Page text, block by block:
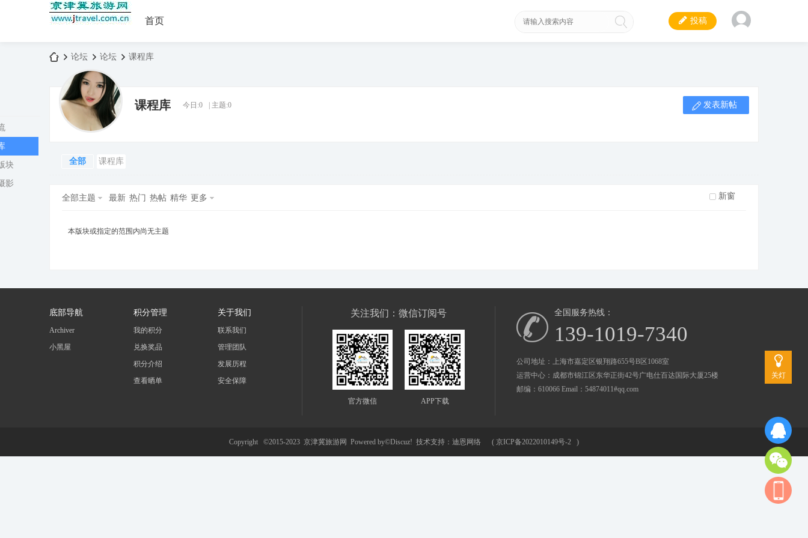
关灯
首页 投稿
冀
»
论坛
›
论坛 课程库
块
影
课程库 今日:0 主题:0 发表新帖
全部 课程库
新窗
全部主题 最新 热门 热帖 精华 更多
本版块或指定的范围内尚无主题
底部导航
Archiver
小黑屋
积分管理
我的积分
兑换奖品
积分介绍
查看晒单
关于我们
联系我们
管理团队
发展历程
安全保障
关注我们：微信订阅号
官方微信 APP下载
全国服务热线：
139-1019-7340
公司地址：上海市嘉定区银翔路655号B区1068室
运营中心：成都市锦江区东华正街42号广电仕百达国际大厦25楼
邮编：610066 Email：54874011#qq.com
Copyright ©2015-2023 京津冀旅游网 Powered by©Discuz! 技术支持： 迪恩网络 ( 京ICP备2022010149号-2 )